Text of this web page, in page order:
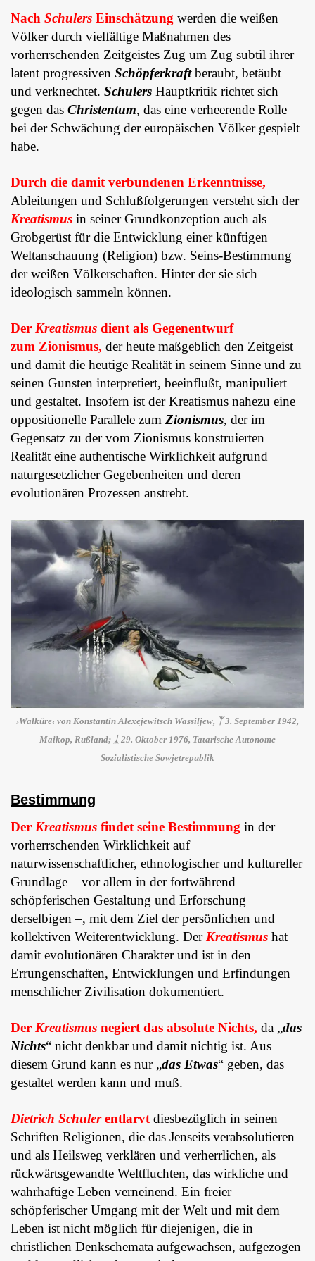
Nach Schulers Einschätzung werden die weißen
Völker durch vielfältige Maßnahmen des
vorherrschenden Zeitgeistes Zug um Zug subtil ihrer
latent progressiven Schöpferkraftberaubt, betäubt
und verknechtet. Schulers Hauptkritik richtet sich
gegen das Christentum, das eine verheerende Rolle
bei der Schwächung der europäischen Völker gespielt
habe.
Durch die damit verbundenen Erkenntnisse,
Ableitungen und Schlußfolgerungen versteht sich der
Kreatismus in seiner Grundkonzeption auch als
Grobgerüst für die Entwicklung einer künftigen
Weltanschauung (Religion) bzw. Seins-Bestimmung
der weißen Völkerschaften. Hinter der sie sich
ideologisch sammeln können.
Der Kreatismus dient als Gegenentwurf
zum Zionismus, der heute maßgeblich den Zeitgeist
und damit die heutige Realität in seinem Sinne und zu
seinen Gunsten interpretiert, beeinflußt, manipuliert
und gestaltet. Insofern ist der Kreatismus nahezu eine
oppositionelle Parallele zum Zionismus, der im
Gegensatz zu der vom Zionismus konstruierten
Realität eine authentische Wirklichkeit aufgrund
naturgesetzlicher Gegebenheiten und deren
evolutionären Prozessen anstrebt.
›Walküre‹ von Konstantin Alexejewitsch Wassiljew, ᛉ 3. September 1942,
Maikop, Rußland; ᛣ 29. Oktober 1976, Tatarische Autonome
Sozialistische Sowjetrepublik
Bestimmung
Der Kreatismus findet seine Bestimmung in der
vorherrschenden Wirklichkeit auf
naturwissenschaftlicher, ethnologischer und kultureller
Grundlage – vor allem in der fortwährend
schöpferischen Gestaltung und Erforschung
derselbigen –, mit dem Ziel der persönlichen und
kollektiven Weiterentwicklung. Der Kreatismus hat
damit evolutionären Charakter und ist in den
Errungenschaften, Entwicklungen und Erfindungen
menschlicher Zivilisation dokumentiert.
Der Kreatismus negiert das absolute Nichts, da „das
Nichts“ nicht denkbar und damit nichtig ist. Aus
diesem Grund kann es nur „das Etwas“ geben, das
gestaltet werden kann und muß.
Dietrich Schulerentlarvt diesbezüglich in seinen
Schriften Religionen, die das Jenseits verabsolutieren
und als Heilsweg verklären und verherrlichen, als
rückwärtsgewandte Weltfluchten, das wirkliche und
wahrhaftige Leben verneinend. Ein freier
schöpferischer Umgang mit der Welt und mit dem
Leben ist nicht möglich für diejenigen, die in
christlichen Denkschemata aufgewachsen, aufgezogen